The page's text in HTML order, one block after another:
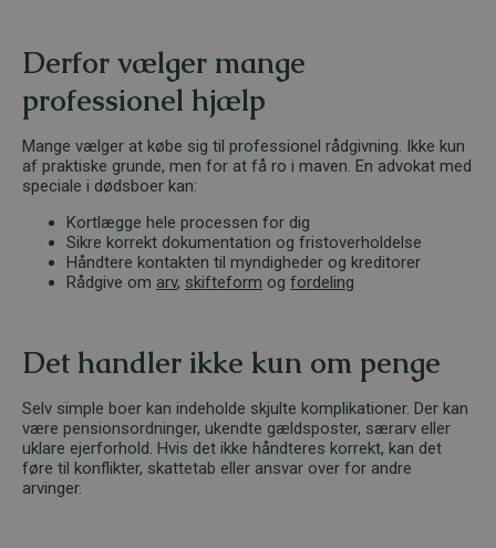
Derfor vælger mange
professionel hjælp
Mange vælger at købe sig til professionel rådgivning. Ikke kun
af praktiske grunde, men for at få ro i maven. En advokat med
speciale i dødsboer kan:
Kortlægge hele processen for dig
Sikre korrekt dokumentation og fristoverholdelse
Håndtere kontakten til myndigheder og kreditorer
Rådgive om arv, skifteform og fordeling
Det handler ikke kun om penge
Selv simple boer kan indeholde skjulte komplikationer. Der kan
være pensionsordninger, ukendte gældsposter, særarv eller
uklare ejerforhold. Hvis det ikke håndteres korrekt, kan det
føre til konflikter, skattetab eller ansvar over for andre
arvinger.